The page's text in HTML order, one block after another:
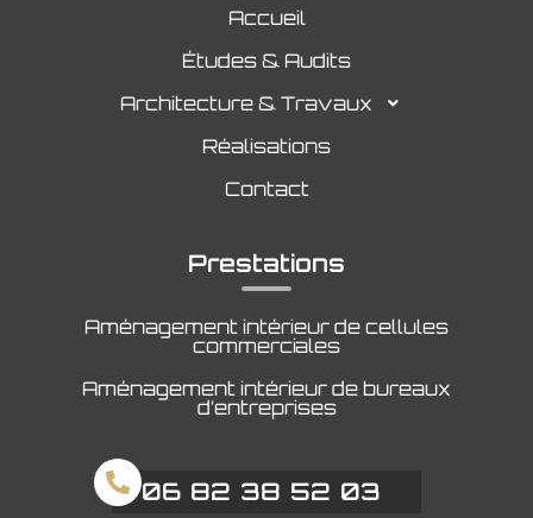
Accueil
Études & Audits
Architecture & Travaux
Réalisations
Contact
Prestations
Aménagement intérieur de cellules
commerciales
Aménagement intérieur de bureaux
d’entreprises
06 82 38 52 03